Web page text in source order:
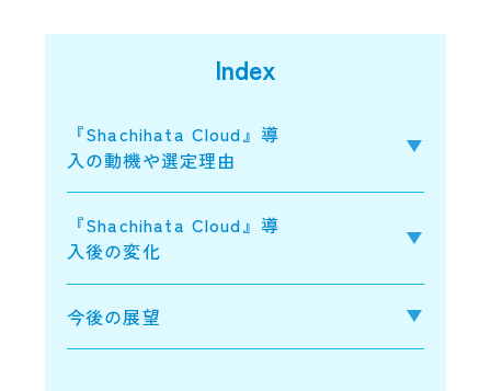
Index
『Shachihata Cloud』導
入の動機や選定理由
『Shachihata Cloud』導
入後の変化
今後の展望